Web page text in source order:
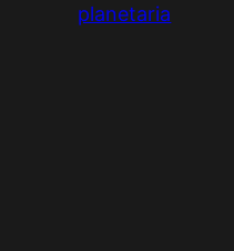
planetaria